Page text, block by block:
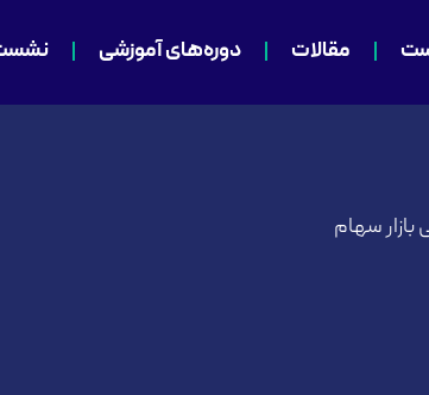
مقالات دوره‌های آموزشی
بازار سهام